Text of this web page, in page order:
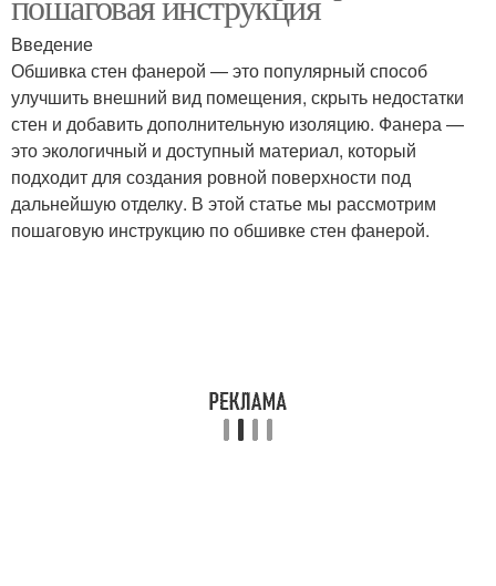
Идеи с фанерой
Материалы для
внутренней обшивки
Фанера для обшивки Фанеры перед покупкой
Введение
Обшивка стен фанерой — это популярный способ
улучшить внешний вид помещения, скрыть недостатки
стен и добавить дополнительную изоляцию. Фанера —
это экологичный и доступный материал, который
подходит для создания ровной поверхности под
дальнейшую отделку. В этой статье мы рассмотрим
пошаговую инструкцию по обшивке стен фанерой.